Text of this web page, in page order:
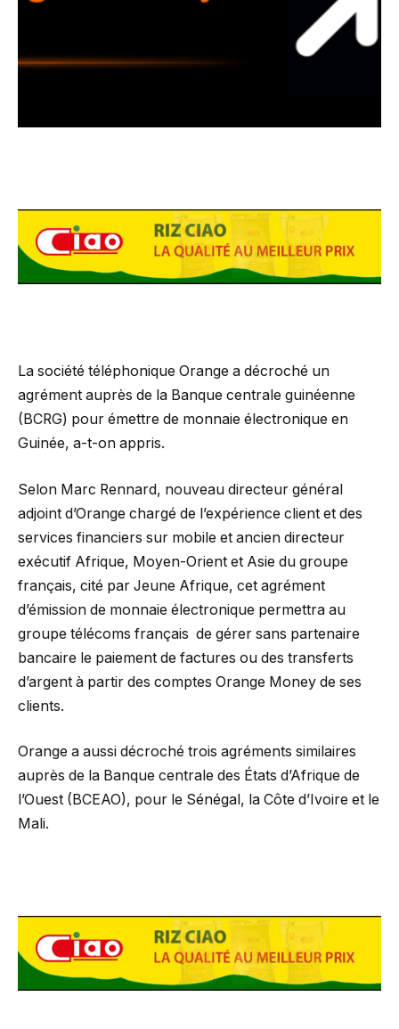
La société téléphonique Orange a décroché un
agrément auprès de la Banque centrale guinéenne
(BCRG) pour émettre de monnaie électronique en
Guinée, a-t-on appris.
Selon Marc Rennard, nouveau directeur général
adjoint d’Orange chargé de l’expérience client et des
services financiers sur mobile et ancien directeur
exécutif Afrique, Moyen-Orient et Asie du groupe
français, cité par Jeune Afrique, cet agrément
d’émission de monnaie électronique permettra au
groupe télécoms français de gérer sans partenaire
bancaire le paiement de factures ou des transferts
d’argent à partir des comptes Orange Money de ses
clients.
Orange a aussi décroché trois agréments similaires
auprès de la Banque centrale des États d’Afrique de
l’Ouest (BCEAO), pour le Sénégal, la Côte d’Ivoire et le
Mali.